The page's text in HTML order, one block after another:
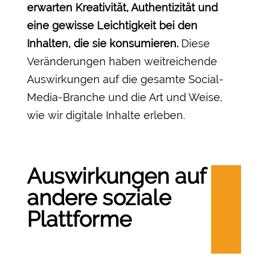
erwarten Kreativität, Authentizität und
eine gewisse Leichtigkeit bei den
Inhalten, die sie konsumieren. Diese
Veränderungen haben weitreichende
Auswirkungen auf die gesamte Social-
Media-Branche und die Art und Weise,
wie wir digitale Inhalte erleben.
Auswirkungen auf
andere soziale
Plattforme